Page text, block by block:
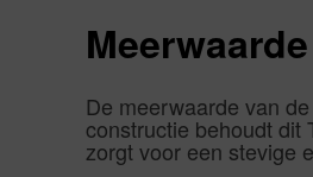
Meerwaarde
De meerwaarde van
constructie behoudt dit
zorgt voor een stevige